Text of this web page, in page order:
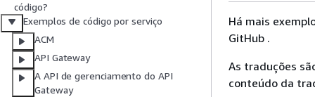
código?
Exemplos de código por serviço
ACM
API Gateway
A API de gerenciamento do API
Gateway
Há mais
GitHub .
As traduções
conteúdo da